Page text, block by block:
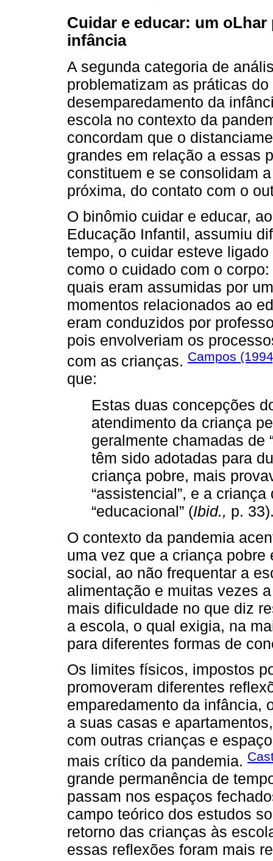
Cuidar e educar: um
infância
A segunda categoria de
problematizam as práticas
desemparedamento da
escola no contexto da
concordam que o
grandes em relação a essas
constituem e se consolidam
próxima, do contato com o
O binômio cuidar e educar,
Educação Infantil, assumiu
tempo, o cuidar esteve
como o cuidado com o
quais eram assumidas por
momentos relacionados ao
eram conduzidos por
pois envolveriam os
com as crianças. Campos
que:
Estas duas concepções
atendimento da criança
geralmente chamadas de
têm sido adotadas para
criança pobre, mais
“assistencial”, e a
“educacional” (Ibid., p.
O contexto da pandemia
uma vez que a criança
social, ao não frequentar a
alimentação e muitas vezes
mais dificuldade no que diz
a escola, o qual exigia, na
para diferentes formas de
Os limites físicos, impostos
promoveram diferentes
emparedamento da infância,
a suas casas e
com outras crianças e
mais crítico da pandemia.
grande permanência de
passam nos espaços
campo teórico dos estudos
retorno das crianças às
essas reflexões foram mais